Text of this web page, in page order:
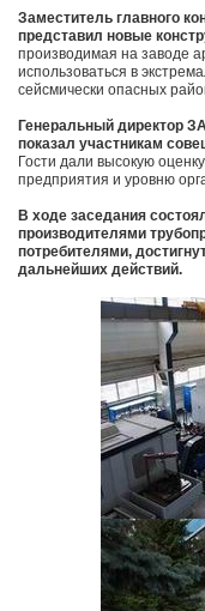
Заместитель главного
представил новые
производимая на заводе
использоваться в
сейсмически опасных
Генеральный директор
показал участникам
Гости дали высокую
предприятия и уровню
В ходе заседания
производителями
потребителями,
дальнейших действий.